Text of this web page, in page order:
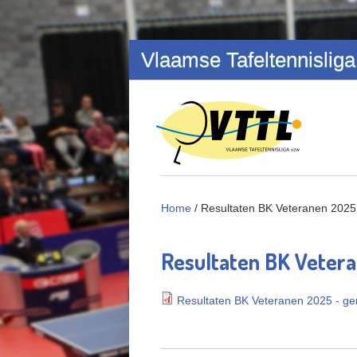
Overslaan en naar de inhoud gaan
Vlaamse Tafeltennisliga
Home / Resultaten BK Veteranen
Resultaten BK
Resultaten BK Veteranen 2025 -